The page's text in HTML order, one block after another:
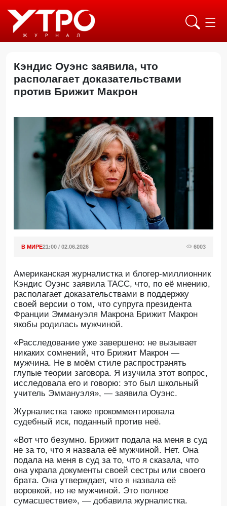
Кэндис Оуэнс заявила, что
располагает доказательствами
против Брижит Макрон
В МИРЕ21:00 / 02.06.2026 6003
Американская журналистка и блогер-миллионник
Кэндис Оуэнс заявила ТАСС, что, по её мнению,
располагает доказательствами в поддержку
своей версии о том, что супруга президента
Франции Эммануэля Макрона Брижит Макрон
якобы родилась мужчиной.
«Расследование уже завершено: не вызывает
никаких сомнений, что Брижит Макрон —
мужчина. Не в моём стиле распространять
глупые теории заговора. Я изучила этот вопрос,
исследовала его и говорю: это был школьный
учитель Эммануэля», — заявила Оуэнс.
Журналистка также прокомментировала
судебный иск, поданный против неё.
«Вот что безумно. Брижит подала на меня в суд
не за то, что я назвала её мужчиной. Нет. Она
подала на меня в суд за то, что я сказала, что
она украла документы своей сестры или своего
брата. Она утверждает, что я назвала её
воровкой, но не мужчиной. Это полное
сумасшествие», — добавила журналистка.